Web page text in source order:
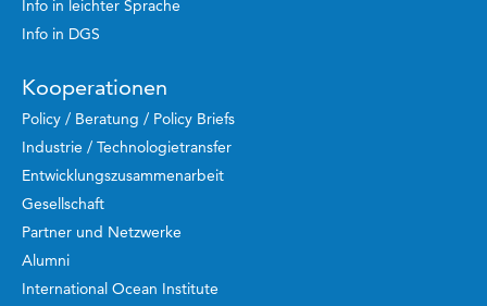
Info in leichter Sprache
Info in DGS
Kooperationen
Policy / Beratung / Policy Briefs
Industrie / Technologietransfer
Entwicklungszusammenarbeit
Gesellschaft
Partner und Netzwerke
Alumni
International Ocean Institute